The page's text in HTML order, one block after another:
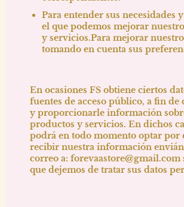
Para entender sus necesidades
el que podemos mejorar
y servicios.Para mejorar
tomando en cuenta sus
En ocasiones FS obtiene ciertos
fuentes de acceso público, a fin de
y proporcionarle información
productos y servicios. En dichos
podrá en todo momento optar por
recibir nuestra información
correo a: forevaastore@gmail.com
que dejemos de tratar sus datos